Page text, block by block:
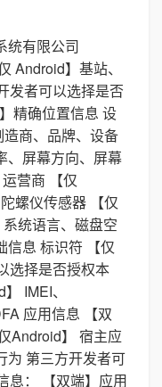
统有限公司
Android】基站、
发者可以选择是否
精确位置信息 设
商、品牌、设备
、屏幕方向、屏幕
营商 【仅
螺仪传感器 【仅
统语言、磁盘空
信息 标识符 【仅
选择是否授权本
IMEI、
应用信息 【双
Android】 宿主应
为 第三方开发者可
息： 【双端】应用